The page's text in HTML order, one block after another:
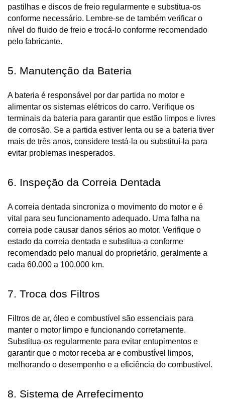
pastilhas e discos de freio regularmente e substitua-os
conforme necessário. Lembre-se de também verificar o
nível do fluido de freio e trocá-lo conforme recomendado
pelo fabricante.
5. Manutenção da Bateria
A bateria é responsável por dar partida no motor e
alimentar os sistemas elétricos do carro. Verifique os
terminais da bateria para garantir que estão limpos e livres
de corrosão. Se a partida estiver lenta ou se a bateria tiver
mais de três anos, considere testá-la ou substituí-la para
evitar problemas inesperados.
6. Inspeção da Correia Dentada
A correia dentada sincroniza o movimento do motor e é
vital para seu funcionamento adequado. Uma falha na
correia pode causar danos sérios ao motor. Verifique o
estado da correia dentada e substitua-a conforme
recomendado pelo manual do proprietário, geralmente a
cada 60.000 a 100.000 km.
7. Troca dos Filtros
Filtros de ar, óleo e combustível são essenciais para
manter o motor limpo e funcionando corretamente.
Substitua-os regularmente para evitar entupimentos e
garantir que o motor receba ar e combustível limpos,
melhorando o desempenho e a eficiência do combustível.
8. Sistema de Arrefecimento